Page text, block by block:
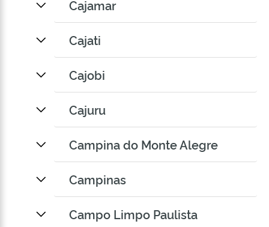
Cajamar
Cajati
Cajobi
Cajuru
Campina do Monte Alegre
Campinas
Campo Limpo Paulista